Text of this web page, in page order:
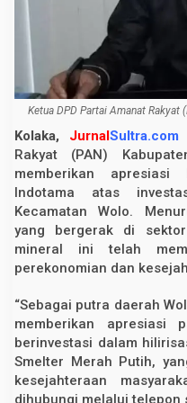
T
.
e
i
,
S
e
b
u
v
t
a
s
i
D
o
r
Ketua DPD Partai Amanat Rakyat
Kolaka, Jurnal Sultra.com
Rakyat (PAN)
memberikan
Indotama atas
Kecamatan Wolo.
yang bergerak di
mineral ini telah
perekonomian dan
“Sebagai putra daerah
memberikan apresiasi
berinvestasi dalam
Smelter Merah Putih,
kesejahteraan